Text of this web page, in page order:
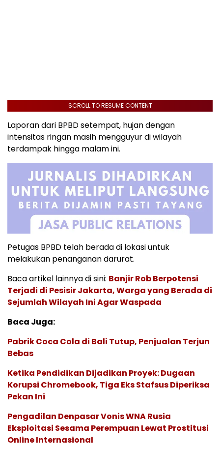
SCROLL TO RESUME CONTENT
Laporan dari BPBD setempat, hujan dengan
intensitas ringan masih mengguyur di wilayah
terdampak hingga malam ini.
Petugas BPBD telah berada di lokasi untuk
melakukan penanganan darurat.
Baca artikel lainnya di sini: Banjir Rob Berpotensi
Terjadi di Pesisir Jakarta, Warga yang Berada di
Sejumlah Wilayah Ini Agar Waspada
Baca Juga:
Pabrik Coca Cola di Bali Tutup, Penjualan Terjun
Bebas
Ketika Pendidikan Dijadikan Proyek: Dugaan
Korupsi Chromebook, Tiga Eks Stafsus Diperiksa
Pekan Ini
Pengadilan Denpasar Vonis WNA Rusia
Eksploitasi Sesama Perempuan Lewat Prostitusi
Online Internasional